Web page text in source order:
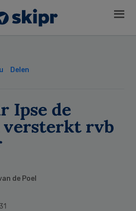
Delen
Ipse de
versterkt rvb
de Poel